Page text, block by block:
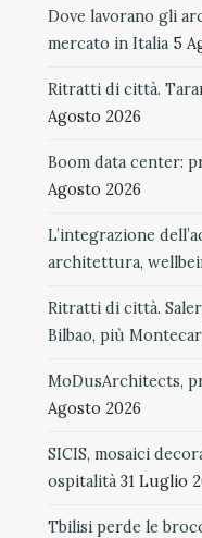
Dove lavorano gli
mercato in Italia 5
Ritratti di città.
Agosto 2026
Boom data center:
Agosto 2026
L’integrazione
architettura,
Ritratti di città.
Bilbao, più
MoDusArchitects,
Agosto 2026
SICIS, mosaici
ospitalità 31 Luglio
Tbilisi perde le